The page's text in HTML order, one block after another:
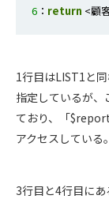
6 ： return <顧
1行目はLIST1と
指定しているが
ており、「
アクセスしている。
3行目と4行目に